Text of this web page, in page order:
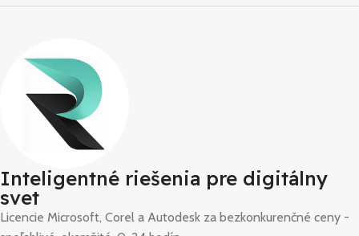
Inteligentné riešenia pre digitálny
svet
Licencie Microsoft, Corel a Autodesk za bezkonkurenčné ceny -